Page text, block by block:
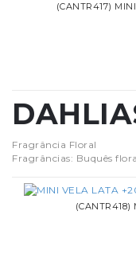
(CANTR417)
Fragrância Floral
Fragrâncias: Buquês
(CANTR418)